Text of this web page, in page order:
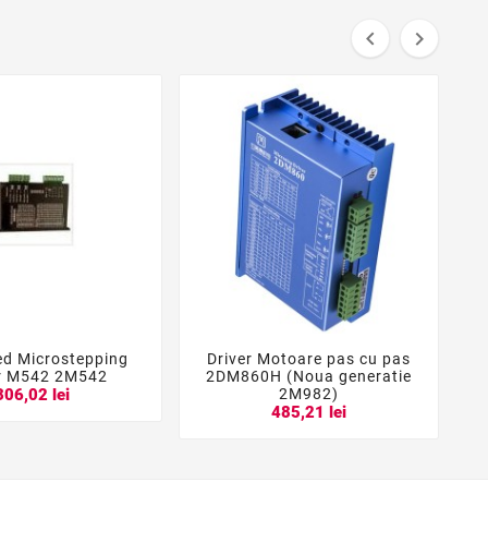
 
 
Microstepping
M542 2M542
lei
  
Driver Motoare pas cu pas
2DM860H (Noua generatie
2M982)
485,21 lei